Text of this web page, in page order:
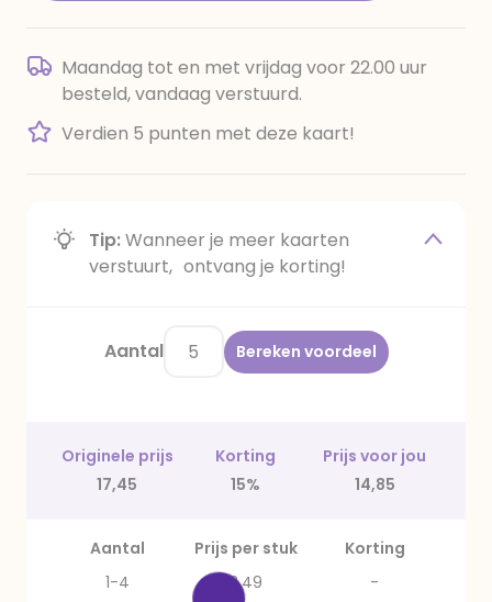
Maandag tot en met vrijdag voor 22.00 uur
besteld, vandaag verstuurd.
Verdien 5 punten met deze kaart!
Tip:Wanneer je meer kaarten
verstuurt, ontvang je korting!
Aantal Bereken voordeel
Originele prijs Korting
Prijs voor jou
17,45
15% 14,85
Aantal Prijs per stuk
Korting
1-4
3,49
-